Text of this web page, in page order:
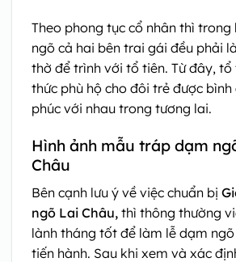
Theo phong tục cổ nhân thì trong
ngõ cả hai bên trai gái đều phải
thờ để trình với tổ tiên. Từ đây, tổ
thức phù hộ cho đôi trẻ được bình
phúc với nhau trong tương lai.
Hình ảnh mẫu tráp dạm
Châu
Bên cạnh lưu ý về việc chuẩn bị
ngõ Lai Châu, thì thông thường
lành tháng tốt để làm lễ dạm
tiến hành. Sau khi xem và xác